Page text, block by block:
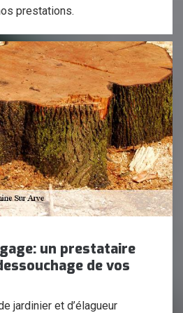
prestations.
un prestataire
de vos
jardinier et d’élagueur